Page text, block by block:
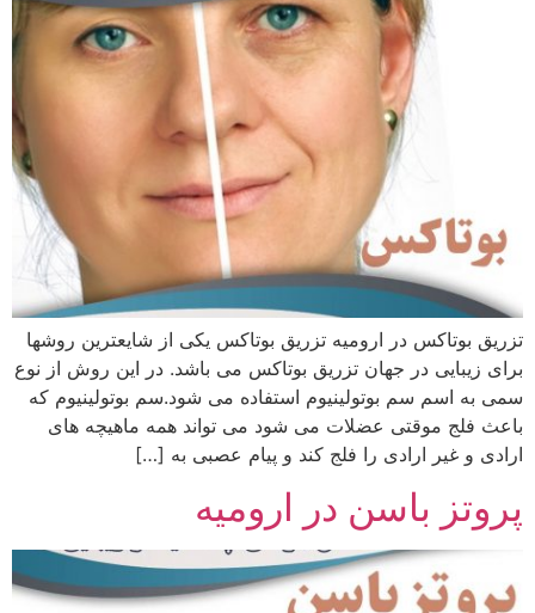
تزریق بوتاکس در ارومیه تزریق بوتاکس یکی از شایعترین روشها
برای زیبایی در جهان تزریق بوتاکس می باشد. در این روش از نوع
سمی به اسم سم بوتولینیوم استفاده می شود.سم بوتولینیوم که
باعث فلج موقتی عضلات می شود می تواند همه ماهیچه های
ارادی و غیر ارادی را فلج کند و پیام عصبی به […]
پروتز باسن در ارومیه